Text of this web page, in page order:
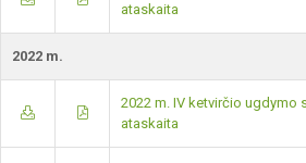
ataskaita
2022 m.
2022 m. IV ketvirčio
ataskaita